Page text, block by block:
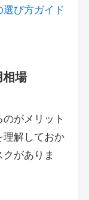
び方ガイド
相場
がメリット
理解しておか
がありま